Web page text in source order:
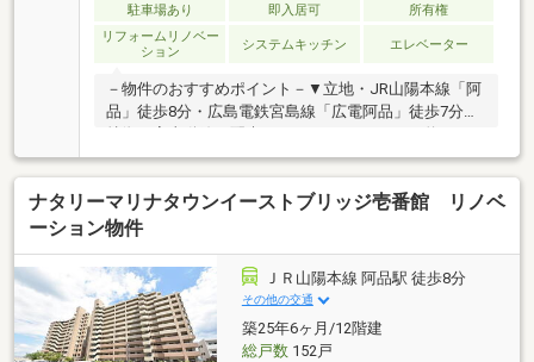
を大切に！全力でサポート致します■株式会社富士不
動産販売■フリーダイヤル0120-32-2882（通話料無
料）■電話（082）292-6633
駐車場あり 即入居可
所有権
リフォームリノベー
ション
システムキッチン エレベーター
－物件のおすすめポイント－▼立地・JR山陽本線「阿
品」徒歩8分・広島電鉄宮島線「広電阿品」徒歩7分▼
帖・景色を楽しみながら入浴できる窓付の浴室・住戸
の独立性を高める門扉付のポーチ、トランクルーム有
▼2026年3月室内リフォーム内容【交換】システムキ
ッチン、UB、洗面台、トイレ、ガス給湯器 等【張
スーパー「フジグランナタリー」徒歩6分(約410m)■
ご希望の住まい探しをお手伝いします
━━━━━・・・物件の詳細・ご相談はお気軽にお問
い合わせください。
ナタリーマリナタウンイーストブリッジ壱番館 リノベ
ーション物件
ＪＲ山陽本線 阿品駅 徒歩8分
その他の交通
築25年6ヶ月/12階建
総戸数152戸